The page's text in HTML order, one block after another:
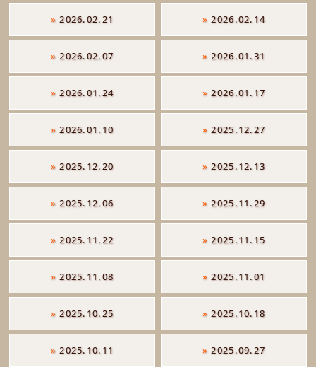
» 2026.02.21 » 2026.02.14
» 2026.02.07 » 2026.01.31
» 2026.01.24 » 2026.01.17
» 2026.01.10 » 2025.12.27
» 2025.12.20 » 2025.12.13
» 2025.12.06 » 2025.11.29
» 2025.11.22 » 2025.11.15
» 2025.11.08 » 2025.11.01
» 2025.10.25 » 2025.10.18
» 2025.10.11 » 2025.09.27